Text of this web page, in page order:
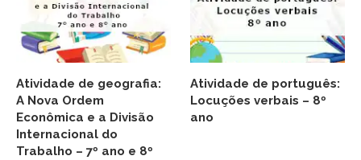
Atividade de geografia:
A Nova Ordem
Econômica e a Divisão
Internacional do
Trabalho – 7º ano e 8º
Atividade de português:
Locuções verbais – 8º
ano